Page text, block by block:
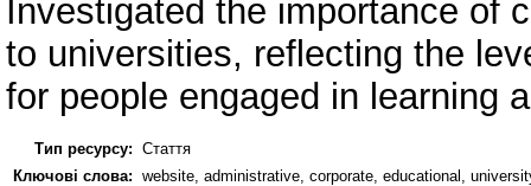
Investigated the importance of
to universities, reflecting the
for people engaged in learning
Тип ресурсу: Стаття
Ключові слова: website, administrative, corporate, educational,